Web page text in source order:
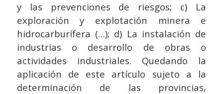
y las prevenciones de riesgos; c) La
exploración y explotación minera e
hidrocarburífera (…); d) La instalación de
industrias o desarrollo de obras o
actividades industriales. Quedando la
aplicación de este artículo sujeto a la
determinación de las provincias,